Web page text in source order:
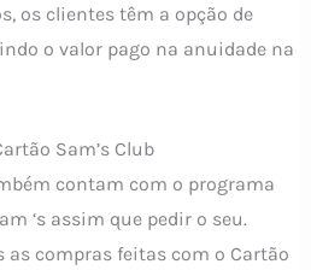
os clientes têm a opção de
o valor pago na anuidade na
Sam’s Club
contam com o programa
‘s assim que pedir o seu.
as compras feitas com o Cartão